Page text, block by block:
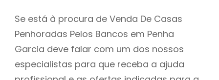
Se está à procura de Venda De Casas
Penhoradas Pelos Bancos em Penha
Garcia deve falar com um dos nossos
especialistas para que receba a ajuda